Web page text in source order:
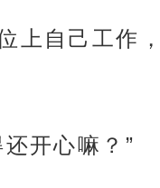
上自己工作
开心嘛？”